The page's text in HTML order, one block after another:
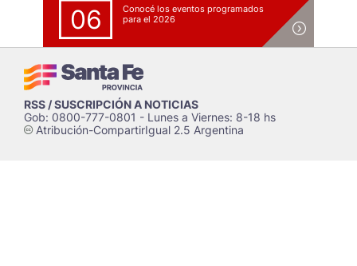
06
Conocé los eventos programados
para el 2026
RSS / SUSCRIPCIÓN A NOTICIAS
Gob: 0800-777-0801 - Lunes a Viernes: 8-18 hs
cAtribución-CompartirIgual 2.5 Argentina